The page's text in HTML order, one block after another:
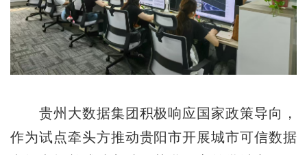
贵州大数据集团积极响应国家政策导向，
作为试点牵头方推动贵阳市开展城市可信数据